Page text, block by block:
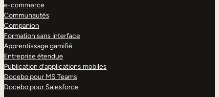
e-commerce
Communautés
Companion
Formation sans interface
Apprentissage gamifié
Entreprise étendue
Publication d’applications mobiles
Docebo pour MS Teams
Docebo pour Salesforce